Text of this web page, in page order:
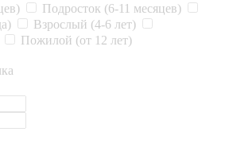
Подросток (6-11 месяцев)
Взрослый (4-6 лет)
Пожилой (от 12 лет)